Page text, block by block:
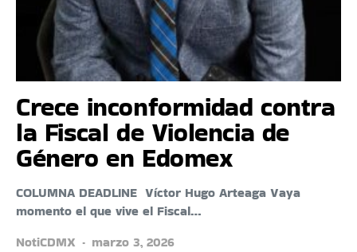
Crece inconformidad contra
la Fiscal de Violencia de
Género en Edomex
COLUMNA DEADLINE Víctor Hugo Arteaga Vaya
momento el que vive el Fiscal…
NotiCDMX
marzo 3, 2026